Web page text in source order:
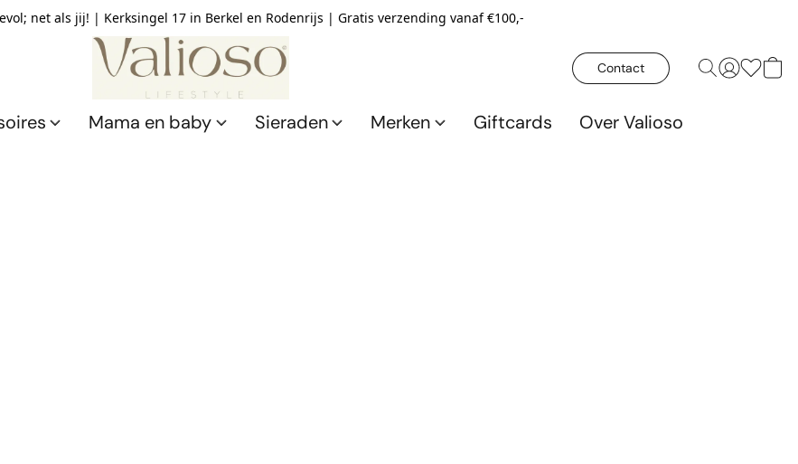
net als jij! | Kerksingel 17 in Berkel en Rodenrijs | Gratis verzending vanaf €100,-
Contact
Mama en baby Sieraden Merken Giftcards Over Valioso